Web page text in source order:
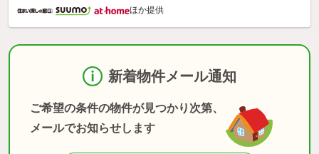
ほか提供
新着物件メール通知
ご希望の条件の物件が見つかり次第、
メールでお知らせします